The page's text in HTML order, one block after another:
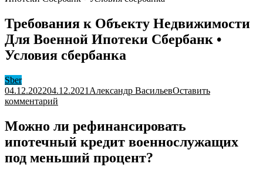
Требования к Объекту Недвижимости
Для Военной Ипотеки Сбербанк •
Условия сбербанка
Sber
04.12.202204.12.2021 Александр ВасильевОставить
комментарий
Объекту
Недвижимости
Военной
Можно ли рефинансировать
ипотечный кредит военнослужащих
под меньший процент?